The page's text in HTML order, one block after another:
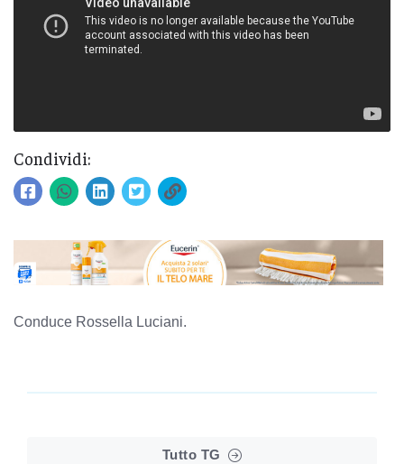
Condividi:
Conduce Rossella Luciani.
Tutto TG